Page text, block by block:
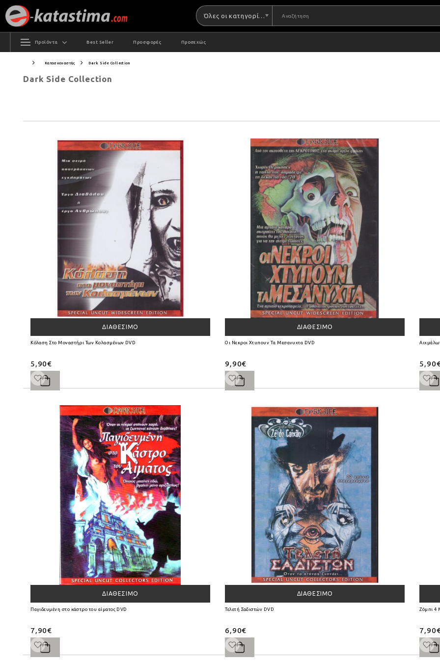
Όλες οι κατηγορίες
Προϊόντα Best Seller Προσφορές Προσεχώς
Κατασκευαστής Dark Side Collection
Dark Side Collection
ΔΙΑΘΈΣΙΜΟ
Κόλαση Στο Μοναστήρι Των Κολασμένων DVD
5,90€
ΔΙΑΘΈΣΙΜΟ
Οι Νεκροι Χτυπουν Τα Μεσανυχτα DVD
9,90€
ΔΙΑΘΈΣΙΜΟ
Παγιδευμένη στο κάστρο του αίματος DVD
7,90€
ΔΙΑΘΈΣΙΜΟ
Τελετή Σαδιστών DVD
6,90€
Ζόμπι 4